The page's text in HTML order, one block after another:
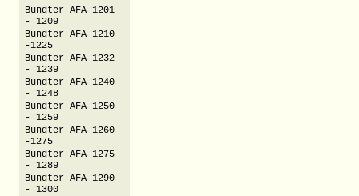
Bundter AFA 1201
- 1209
Bundter AFA 1210
-1225
Bundter AFA 1232
- 1239
Bundter AFA 1240
- 1248
Bundter AFA 1250
- 1259
Bundter AFA 1260
-1275
Bundter AFA 1275
- 1289
Bundter AFA 1290
- 1300